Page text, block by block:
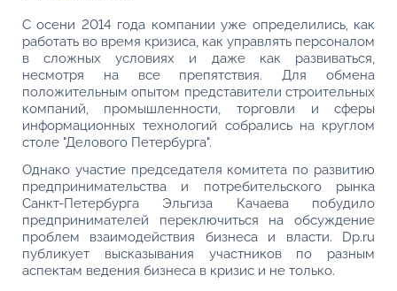
С осени 2014 года компании уже определились, как
работать во время кризиса, как управлять персоналом
в сложных условиях и даже как развиваться,
несмотря на все препятствия. Для обмена
положительным опытом представители строительных
компаний, промышленности, торговли и сферы
информационных технологий собрались на круглом
столе "Делового Петербурга".
Однако участие председателя комитета по развитию
предпринимательства и потребительского рынка
Санкт-Петербурга Эльгиза Качаева побудило
предпринимателей переключиться на обсуждение
проблем взаимодействия бизнеса и власти. Dp.ru
публикует высказывания участников по разным
аспектам ведения бизнеса в кризис и не только.